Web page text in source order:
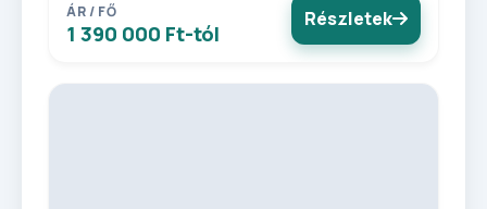
ÁR / FŐ
1 390 000 Ft-tól
Részletek